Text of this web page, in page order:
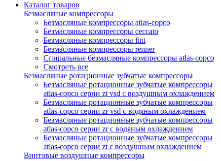
Каталог товаров
Безмасляные компрессоры
Безмасляные компрессоры atlas-copco
Безмасляные компрессоры ceccato
Безмасляные компрессоры fini
Безмасляные компрессоры renner
Спиральные безмасляные компрессоры atlas-copco
Смотреть все
Безмасляные ротационные зубчатые компрессоры
Безмасляные ротационные зубчатые компрессоры
atlas-copco серии zt vsd с воздушным охлаждением
Безмасляные ротационные зубчатые компрессоры
atlas-copco серии zr vsd с водяным охлаждением
Безмасляные ротационные зубчатые компрессоры
atlas-copco серии zr с водяным охлаждением
Безмасляные ротационные зубчатые компрессоры
atlas-copco серии zt с воздушным охлаждением
Винтовые воздушные компрессоры